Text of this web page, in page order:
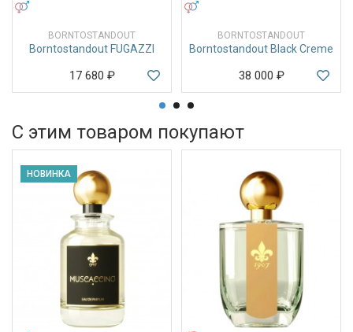
BORNTOSTANDOUT
Borntostandout FUGAZZI
17 680 ₽
BORNTOSTANDOUT
Borntostandout Black Creme
38 000 ₽
С этим товаром покупают
НОВИНКА